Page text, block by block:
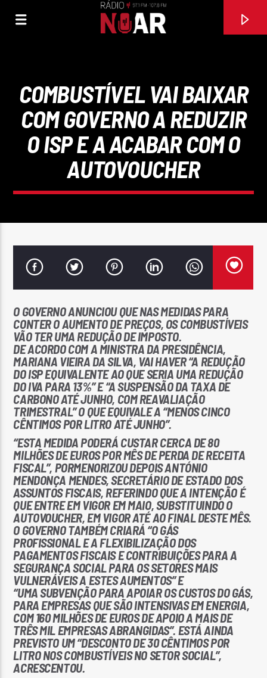
FAIXA ATUAL
97.1FM E 107.8 FM
RÁDIO NOAR
Rádio No ar
COMBUSTÍVEL VAI BAIXAR
COM GOVERNO A REDUZIR
O ISP E A ACABAR COM O
AUTOVOUCHER
O GOVERNO ANUNCIOU QUE NAS MEDIDAS PARA
CONTER O AUMENTO DE PREÇOS, OS COMBUSTÍVEIS
VÃO TER UMA REDUÇÃO DE IMPOSTO.
DE ACORDO COM A MINISTRA DA PRESIDÊNCIA,
MARIANA VIEIRA DA SILVA, VAI HAVER “A REDUÇÃO
DO ISP EQUIVALENTE AO QUE SERIA UMA REDUÇÃO
DO IVA PARA 13%” E “A SUSPENSÃO DA TAXA DE
CARBONO ATÉ JUNHO, COM REAVALIAÇÃO
TRIMESTRAL” O QUE EQUIVALE A “MENOS CINCO
CÊNTIMOS POR LITRO ATÉ JUNHO”.
“ESTA MEDIDA PODERÁ CUSTAR CERCA DE 80
MILHÕES DE EUROS POR MÊS DE PERDA DE RECEITA
FISCAL”, PORMENORIZOU DEPOIS ANTÓNIO
MENDONÇA MENDES, SECRETÁRIO DE ESTADO DOS
ASSUNTOS FISCAIS, REFERINDO QUE A INTENÇÃO É
QUE ENTRE EM VIGOR EM MAIO, SUBSTITUINDO O
AUTOVOUCHER, EM VIGOR ATÉ AO FINAL DESTE MÊS.
O GOVERNO TAMBÉM CRIARÁ “O GÁS
PROFISSIONAL E A FLEXIBILIZAÇÃO DOS
PAGAMENTOS FISCAIS E CONTRIBUIÇÕES PARA A
SEGURANÇA SOCIAL PARA OS SETORES MAIS
VULNERÁVEIS A ESTES AUMENTOS” E
“UMA SUBVENÇÃO PARA APOIAR OS CUSTOS DO GÁS,
PARA EMPRESAS QUE SÃO INTENSIVAS EM ENERGIA,
COM 160 MILHÕES DE EUROS DE APOIO A MAIS DE
TRÊS MIL EMPRESAS ABRANGIDAS”. ESTÁ AINDA
PREVISTO UM “DESCONTO DE 30 CÊNTIMOS POR
LITRO NOS COMBUSTÍVEIS NO SETOR SOCIAL”,
ACRESCENTOU.